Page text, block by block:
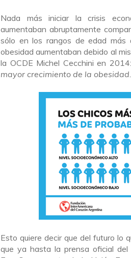
Nada más iniciar la crisis
aumentaban abruptamente
sólo en los rangos de edad
obesidad aumentaban debido al
la OCDE Michel Cecchini en 2014:
mayor crecimiento de la obesidad.
Esto quiere decir que del futuro lo
que ya hasta la prensa oficial